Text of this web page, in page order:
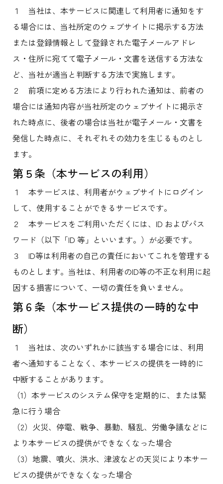
１ 当社は、本サービスに関連して利用者に通知をす
る場合には、当社所定のウェブサイトに掲示する方法
または登録情報として登録された電子メールアドレ
ス・住所に宛てて電子メール・文書を送信する方法な
ど、当社が適当と判断する方法で実施します。
２ 前項に定める方法により行われた通知は、前者の
場合には通知内容が当社所定のウェブサイトに掲示さ
れた時点に、後者の場合は当社が電子メール・文書を
発信した時点に、それぞれその効力を生じるものとし
ます。
第５条（本サービスの利用）
１ 本サービスは、利用者がウェブサイトにログイン
して、使用することができるサービスです。
２ 本サービスをご利用いただくには、ID およびパス
ワード（以下「ID 等」といいます。）が必要です。
３ ID等は利用者の自己の責任においてこれを管理する
ものとします。当社は、利用者のID等の不正な利用に起
因する損害について、一切の責任を負いません。
第６条（本サービス提供の一時的な中
断）
１ 当社は、次のいずれかに該当する場合には、利用
者へ通知することなく、本サービスの提供を一時的に
中断することがあります。
（1）本サービスのシステム保守を定期的に、または緊
急に行う場合
（2）火災、停電、戦争、暴動、騒乱、労働争議などに
より本サービスの提供ができなくなった場合
（3）地震、噴火、洪水、津波などの天災により本サー
ビスの提供ができなくなった場合